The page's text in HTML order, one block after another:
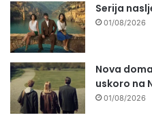
Serija
01/08/2026
Nova
uskoro na
01/08/2026